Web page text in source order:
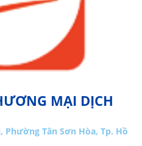
MẠI DỊCH
Phường Tân Sơn Hòa, Tp. Hồ